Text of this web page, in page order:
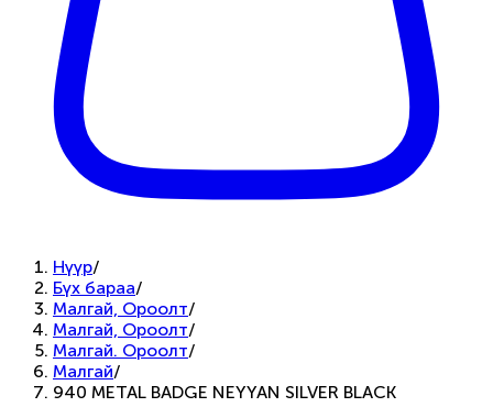
Нүүр/
Бүх бараа/
Малгай, Ороолт/
Малгай, Ороолт/
Малгай. Ороолт/
Малгай/
940 METAL BADGE NEYYAN SILVER BLACK